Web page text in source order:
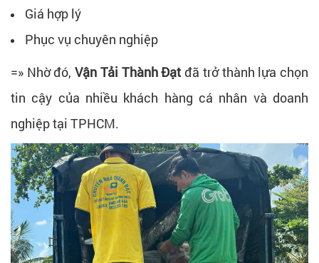
Giá hợp lý
Phục vụ chuyên nghiệp
=» Nhờ đó,Vận Tải Thành Đạt đã trở thành lựa chọn
tin cậy của nhiều khách hàng cá nhân và doanh
nghiệp tại TPHCM.